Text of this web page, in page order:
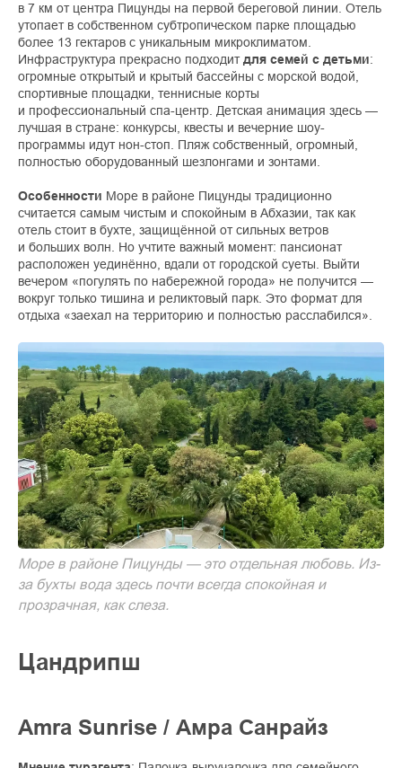
в 7 км от центра Пицунды на первой береговой линии. Отель
утопает в собственном субтропическом парке площадью
более 13 гектаров с уникальным микроклиматом.
Инфраструктура прекрасно подходитдля семей с детьми:
огромные открытый и крытый бассейны с морской водой,
спортивные площадки, теннисные корты
и профессиональный спа-центр. Детская анимация здесь —
лучшая в стране: конкурсы, квесты и вечерние шоу-
программы идут нон-стоп. Пляж собственный, огромный,
полностью оборудованный шезлонгами и зонтами.
Особенности Море в районе Пицунды традиционно
считается самым чистым и спокойным в Абхазии, так как
отель стоит в бухте, защищённой от сильных ветров
и больших волн. Но учтите важный момент: пансионат
расположен уединённо, вдали от городской суеты. Выйти
вечером «погулять по набережной города» не получится —
вокруг только тишина и реликтовый парк. Это формат для
отдыха «заехал на территорию и полностью расслабился».
Море в районе Пицунды — это отдельная любовь. Из-
за бухты вода здесь почти всегда спокойная и
прозрачная, как слеза.
Цандрипш
Amra Sunrise / Амра Санрайз